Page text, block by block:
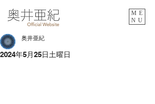
ME
NU
2024年5月25日土曜日
奥井亜紀